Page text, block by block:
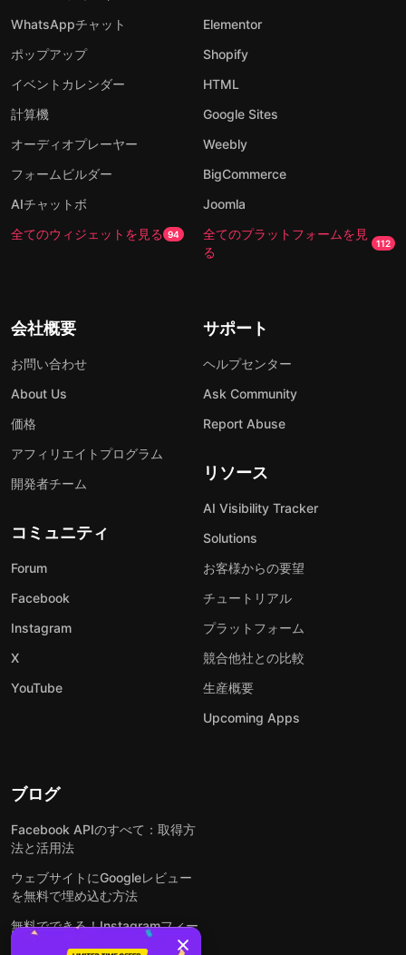
WhatsAppチャット
ポップアップ
イベントカレンダー
計算機
オーディオプレーヤー
フォームビルダー
AIチャットボ
全てのウィジェットを見る 94
Elementor
Shopify
HTML
Google Sites
Weebly
BigCommerce
Joomla
全てのプラットフォームを見
る
112
会社概要
お問い合わせ
About Us
価格
アフィリエイトプログラム
開発者チーム
コミュニティ
Forum
Facebook
Instagram
X
YouTube
サポート
ヘルプセンター
Ask Community
Report Abuse
リソース
AI Visibility Tracker
Solutions
お客様からの要望
チュートリアル
プラットフォーム
競合他社との比較
生産概要
Upcoming Apps
ブログ
Facebook APIのすべて：取得方
法と活用法
ウェブサイトにGoogleレビュー
を無料で埋め込む方法
無料でできる！Instagramフィー
ドをウェブサイトに埋め込む方法